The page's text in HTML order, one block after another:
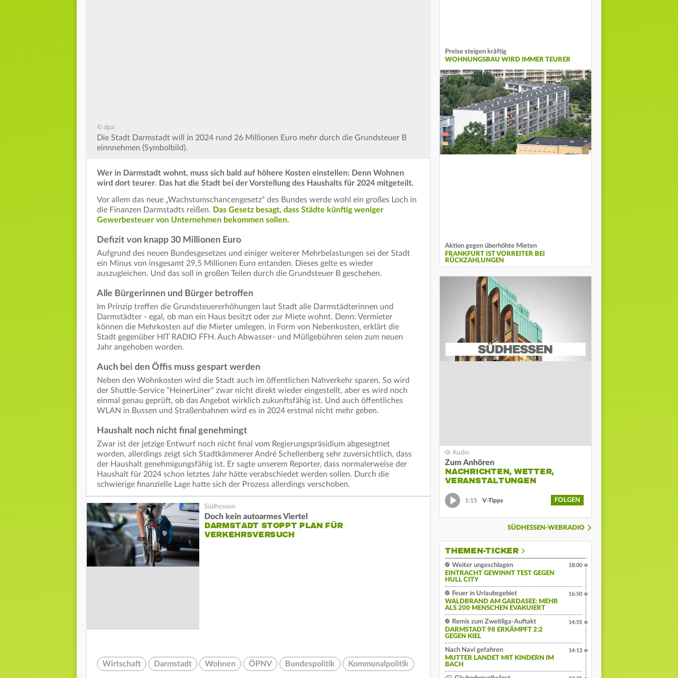
© dpa
Die Stadt Darmstadt will in 2024 rund 26 Millionen Euro mehr durch die Grundsteuer B
einnnehmen (Symbolbild).
Wer in Darmstadt wohnt, muss sich bald auf höhere Kosten einstellen: Denn Wohnen
wird dort teurer. Das hat die Stadt bei der Vorstellung des Haushalts für 2024 mitgeteilt.
Vor allem das neue „Wachstumschancengesetz“ des Bundes werde wohl ein großes Loch in
die Finanzen Darmstadts reißen. Das Gesetz besagt, dass Städte künftig weniger
Gewerbesteuer von Unternehmen bekommen sollen.
Defizit von knapp 30 Millionen Euro
Aufgrund des neuen Bundesgesetzes und einiger weiterer Mehrbelastungen sei der Stadt
ein Minus von insgesamt 29,5 Millionen Euro entanden. Dieses gelte es wieder
auszugleichen. Und das soll in großen Teilen durch die Grundsteuer B geschehen.
Alle Bürgerinnen und Bürger betroffen
Im Prinzip treffen die Grundsteuererhöhungen laut Stadt alle Darmstädterinnen und
Darmstädter - egal, ob man ein Haus besitzt oder zur Miete wohnt. Denn: Vermieter
können die Mehrkosten auf die Mieter umlegen, in Form von Nebenkosten, erklärt die
Stadt gegenüber HIT RADIO FFH. Auch Abwasser- und Müllgebühren seien zum neuen
Jahr angehoben worden.
Auch bei den Öffis muss gespart werden
Neben den Wohnkosten wird die Stadt auch im öffentlichen Nahverkehr sparen. So wird
der Shuttle-Service "HeinerLiner" zwar nicht direkt wieder eingestellt, aber es wird noch
einmal genau geprüft, ob das Angebot wirklich zukunftsfähig ist. Und auch öffentliches
WLAN in Bussen und Straßenbahnen wird es in 2024 erstmal nicht mehr geben.
Haushalt noch nicht final genehmingt
Zwar ist der jetzige Entwurf noch nicht final vom Regierungspräsidium abgesegtnet
worden, allerdings zeigt sich Stadtkämmerer André Schellenberg sehr zuversichtlich, dass
der Haushalt genehmigungsfähig ist. Er sagte unserem Reporter, dass normalerweise der
Haushalt für 2024 schon letztes Jahr hätte verabschiedet werden sollen. Durch die
schwierige finanzielle Lage hatte sich der Prozess allerdings verschoben.
Doch kein autoarmes Viertel
DARMSTADT STOPPT PLAN FÜR
VERKEHRSVERSUCH
Wirtschaft Darmstadt Wohnen ÖPNV Bundespolitik Kommunalpolitik
Preise steigen kräftig
WOHNUNGSBAU WIRD IMMER TEURER
Aktion gegen überhöhte Mieten
FRANKFURT IST VORREITER BEI
RÜCKZAHLUNGEN
Zum Anhören
NACHRICHTEN, WETTER,
VERANSTALTUNGEN
1:15 V-Tipps FOLGEN
SÜDHESSEN-WEBRADIO
THEMEN-TICKER
Weiter ungeschlagen
EINTRACHT GEWINNT TEST GEGEN
HULL CITY
18:00
Feuer in Urlaubsgebiet
WALDBRAND AM GARDASEE: MEHR
ALS 200 MENSCHEN EVAKUIERT
16:50
Remis zum Zweitliga-Auftakt
DARMSTADT 98 ERKÄMPFT 2:2
GEGEN KIEL
14:55
Nach Navi gefahren
MUTTER LANDET MIT KINDERN IM
BACH
14:13